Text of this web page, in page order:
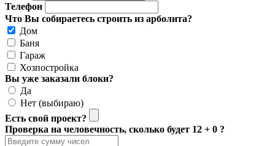
Телефон
Что Вы собираетесь строить из арболита?
Дом
Баня
Гараж
Хозпостройка
Вы уже заказали блоки?
Да
Нет (выбираю)
Есть свой проект?
Проверка на человечность, сколько будет 12 + 0 ?